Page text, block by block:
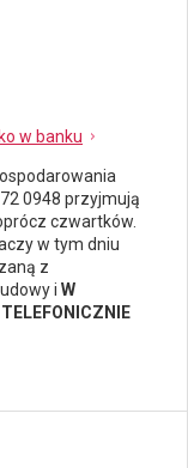
w banku
0948 przyjmują
czwartków.
w tym dniu
z
i W